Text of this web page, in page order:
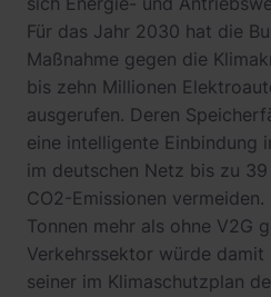
Für das Jahr 2030 hat die
Maßnahme gegen die
bis zehn Millionen
ausgerufen. Deren
eine intelligente Einbindung
im deutschen Netz bis zu
CO2-Emissionen
Tonnen mehr als ohne V2G
Verkehrssektor würde
seiner im Klimaschutzplan